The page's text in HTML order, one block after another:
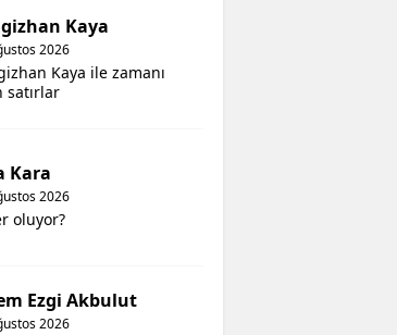
Kaya
2026
Kaya ile zamanı
satırlar
Kara
2026
oluyor?
Ezgi Akbulut
2026